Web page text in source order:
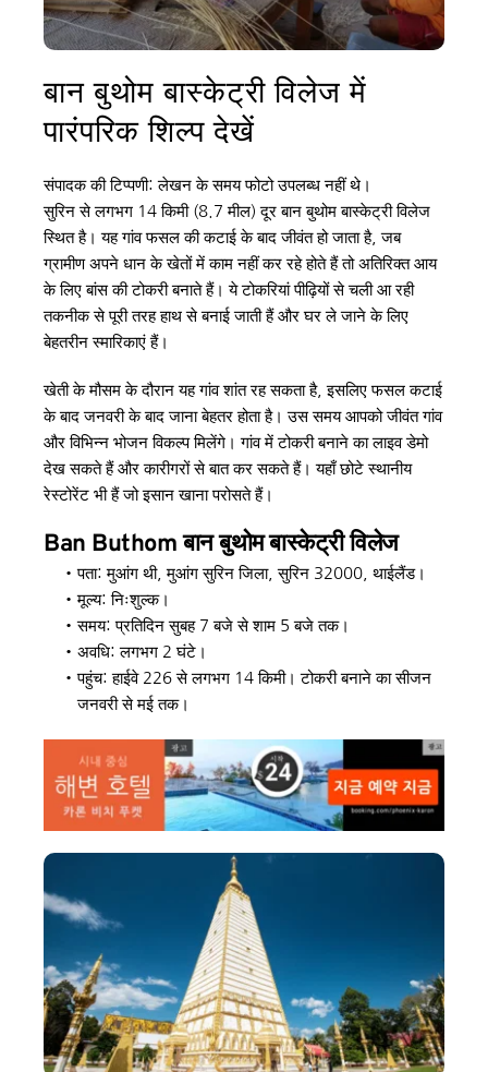
बान बुथोम बास्केट्री विलेज में
पारंपरिक शिल्प देखें
संपादक की टिप्पणी: लेखन के समय फोटो उपलब्ध नहीं थे।
सुरिन से लगभग 14 किमी (8.7 मील) दूर बान बुथोम बास्केट्री विलेज
स्थित है। यह गांव फसल की कटाई के बाद जीवंत हो जाता है, जब
ग्रामीण अपने धान के खेतों में काम नहीं कर रहे होते हैं तो अतिरिक्त आय
के लिए बांस की टोकरी बनाते हैं। ये टोकरियां पीढ़ियों से चली आ रही
तकनीक से पूरी तरह हाथ से बनाई जाती हैं और घर ले जाने के लिए
बेहतरीन स्मारिकाएं हैं।
खेती के मौसम के दौरान यह गांव शांत रह सकता है, इसलिए फसल कटाई
के बाद जनवरी के बाद जाना बेहतर होता है। उस समय आपको जीवंत गांव
और विभिन्न भोजन विकल्प मिलेंगे। गांव में टोकरी बनाने का लाइव डेमो
देख सकते हैं और कारीगरों से बात कर सकते हैं। यहाँ छोटे स्थानीय
रेस्टोरेंट भी हैं जो इसान खाना परोसते हैं।
Ban Buthom बान बुथोम बास्केट्री विलेज
पता: मुआंग थी, मुआंग सुरिन जिला, सुरिन 32000, थाईलैंड।
मूल्य: निःशुल्क।
समय: प्रतिदिन सुबह 7 बजे से शाम 5 बजे तक।
अवधि: लगभग 2 घंटे।
पहुंच: हाईवे 226 से लगभग 14 किमी। टोकरी बनाने का सीजन
जनवरी से मई तक।